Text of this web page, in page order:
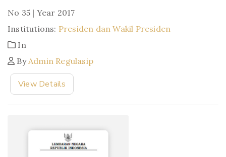
No 35 | Year 2017
Institutions: Presiden dan Wakil Presiden
In
ByAdmin Regulasip
View Details